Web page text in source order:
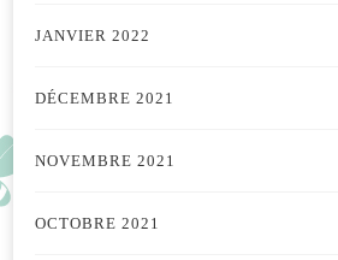
JANVIER 2022
DÉCEMBRE 2021
NOVEMBRE 2021
OCTOBRE 2021